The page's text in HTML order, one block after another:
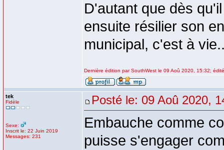
D'autant que dès
ensuite résilier son
municipal, c'est à
Dernière édition par SouthWest le 09 Aoû 2020, 15:32;
tek
Fidèle
Sexe:
Inscrit le: 22 Juin 2019
Messages: 231
Posté le: 09 Aoû 2020,
Embauche comme
puisse s'engager